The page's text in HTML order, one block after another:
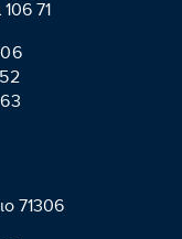
71
71306